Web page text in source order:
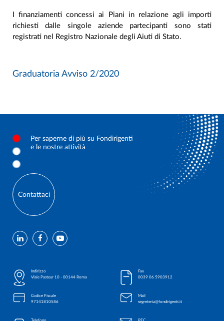
I finanziamenti concessi ai Piani in relazione agli importi
richiesti dalle singole aziende partecipanti sono stati
registrati nel Registro Nazionale degli Aiuti di Stato.
Graduatoria Avviso 2/2020
Per saperne di più su Fondirigenti
e le nostre attività
Contattaci
Indirizzo
Viale Pasteur 10 - 00144 Roma
Codice Fiscale
97141810586
Fax
0039 06 5903912
Mail
segreteria@fondirigenti.it